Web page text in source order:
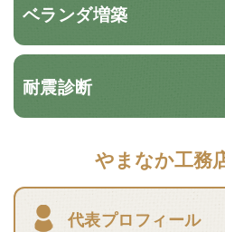
ベランダ増築
耐震診断
やまなか工務
代表プロフィール